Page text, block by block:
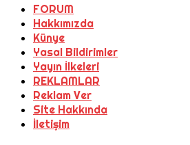
FORUM
Hakkımızda
Künye
Yasal Bildirimler
Yayın İlkeleri
REKLAMLAR
Reklam Ver
Site Hakkında
İletişim